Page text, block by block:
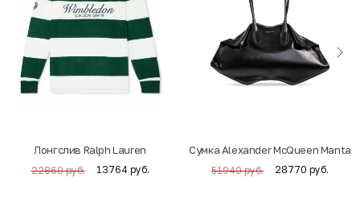
Лонгслив Ralph Lauren
22860 руб. 13764 руб.
Cумка Alexander McQueen Manta
51940 руб. 28770 руб.